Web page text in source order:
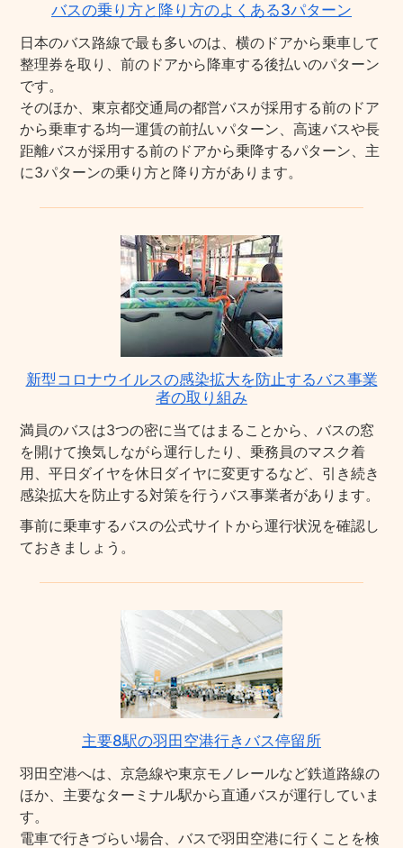
バスの乗り方と降り方のよくある3パターン
日本のバス路線で最も多いのは、横のドアから乗車して
整理券を取り、前のドアから降車する後払いのパターン
です。
そのほか、東京都交通局の都営バスが採用する前のドア
から乗車する均一運賃の前払いパターン、高速バスや長
距離バスが採用する前のドアから乗降するパターン、主
に3パターンの乗り方と降り方があります。
新型コロナウイルスの感染拡大を防止するバス事業
者の取り組み
満員のバスは3つの密に当てはまることから、バスの窓
を開けて換気しながら運行したり、乗務員のマスク着
用、平日ダイヤを休日ダイヤに変更するなど、引き続き
感染拡大を防止する対策を行うバス事業者があります。
事前に乗車するバスの公式サイトから運行状況を確認し
ておきましょう。
主要8駅の羽田空港行きバス停留所
羽田空港へは、京急線や東京モノレールなど鉄道路線の
ほか、主要なターミナル駅から直通バスが運行していま
す。
電車で行きづらい場合、バスで羽田空港に行くことを検